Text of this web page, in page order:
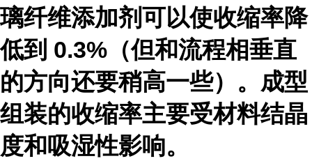
璃纤维添加剂可以使收缩率降
低到 0.3%（但和流程相垂直
的方向还要稍高一些）。成型
组装的收缩率主要受材料结晶
度和吸湿性影响。